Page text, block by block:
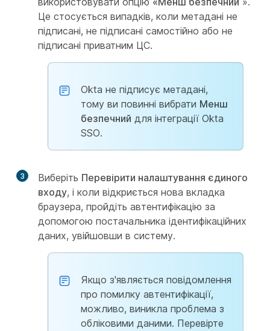
Це стосується випадків, коли метадані не
підписані, не підписані самостійно або не
підписані приватним ЦС.
Okta не підписує метадані,
тому ви повинні вибрати Менш
безпечний для інтеграції Okta
SSO.
3 Виберіть Перевірити налаштування єдиного
входу, і коли відкриється нова вкладка
браузера, пройдіть автентифікацію за
допомогою постачальника ідентифікаційних
даних, увійшовши в систему.
Якщо з'являється повідомлення
про помилку автентифікації,
можливо, виникла проблема з
обліковими даними. Перевірте